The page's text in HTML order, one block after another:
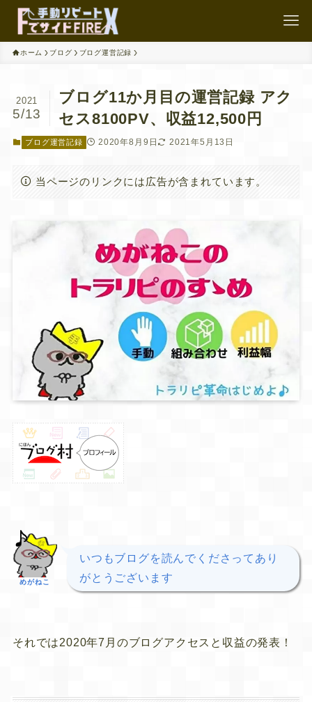
ホーム ブログ ブログ運営記録
ブログ11か月目の運営記録 アク
セス8100PV、収益12,500円
2021
5/13
ブログ運営記録 2020年8月9日 2021年5月13日
当ページのリンクには広告が含まれています。
めがねこ
いつもブログを読んでくださってあり
がとうございます
それでは2020年7月のブログアクセスと収益の発表！